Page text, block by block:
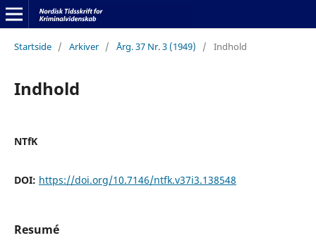
Startside / Arkiver / Årg. 37 Nr. 3 (1949) / Indhold
Indhold
NTfK
DOI: https://doi.org/10.7146/ntfk.v37i3.138548
Resumé